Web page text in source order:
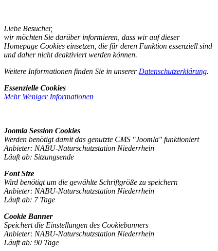
Liebe Besucher,
wir möchten Sie darüber informieren, dass wir auf dieser
Homepage Cookies einsetzen, die für deren Funktion essenziell sind
und daher nicht deaktiviert werden können.
Weitere Informationen finden Sie in unserer Datenschutzerklärung.
Essenzielle Cookies
Mehr WenigerInformationen
Joomla Session Cookies
Werden benötigt damit das genutzte CMS "Joomla" funktioniert
Anbieter: NABU-Naturschutzstation Niederrhein
Läuft ab: Sitzungsende
Font Size
Wird benötigt um die gewählte Schriftgröße zu speichern
Anbieter: NABU-Naturschutzstation Niederrhein
Läuft ab: 7 Tage
Cookie Banner
Speichert die Einstellungen des Cookiebanners
Anbieter: NABU-Naturschutzstation Niederrhein
Läuft ab: 90 Tage